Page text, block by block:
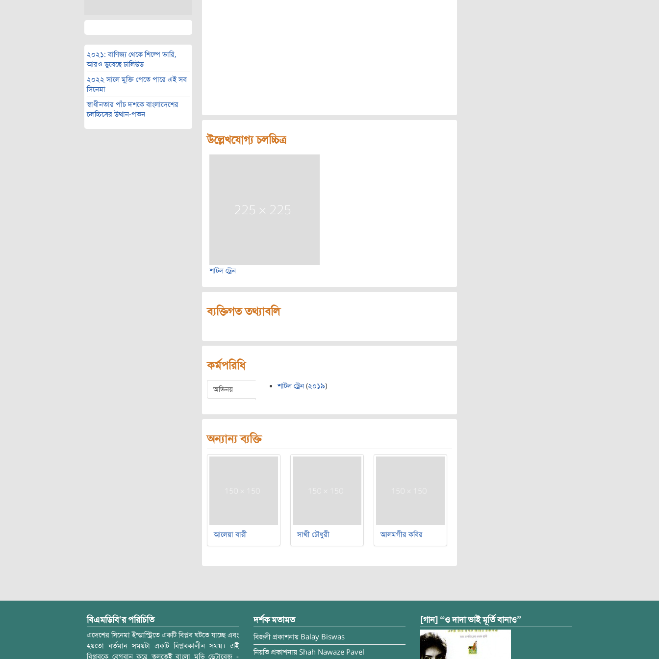
২০২১: বাণিজ্য থেকে শিল্পে ভারি,
আরও ডুবেছে ঢালিউড
২০২২ সালে মুক্তি পেতে পারে এই সব
সিনেমা
স্বাধীনতার পাঁচ দশকে বাংলাদেশের
চলচ্চিত্রের উত্থান-পতন
উল্লেখযোগ্য চলচ্চিত্র
শাটল ট্রেন
ব্যক্তিগত তথ্যাবলি
কর্মপরিধি
অভিনয় শাটল ট্রেন (২০১৯)
অন্যান্য ব্যক্তি
আলেয়া বারী সাথী চৌধুরী আলমগীর কবির
বিএমডিবি’র পরিচিতি
এদেশের সিনেমা ইন্ডাস্ট্রিতে একটি বিপ্লব ঘটতে যাচ্ছে এবং
হয়তো বর্তমান সময়টা একটি বিপ্লবকালীন সময়। এই
বিপ্লবকে বেগবান করে তুলতেই বাংলা মুভি ডেটাবেজ -
দর্শক মতামত
বিজলী প্রকাশনায় Balay Biswas
নিয়তি প্রকাশনায় Shah Nawaze Pavel
[গান] “ও দাদা ভাই মূর্তি বানাও”